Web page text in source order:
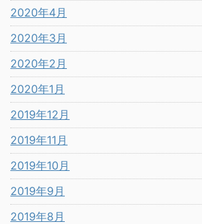
2020年4月
2020年3月
2020年2月
2020年1月
2019年12月
2019年11月
2019年10月
2019年9月
2019年8月